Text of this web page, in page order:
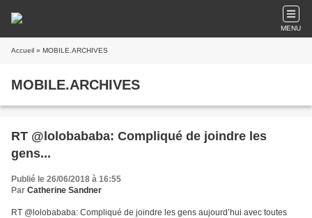
MENU
Accueil » MOBILE.ARCHIVES
MOBILE.ARCHIVES
RT @lolobababa: Compliqué de joindre les
gens...
Publié le 26/06/2018 à 16:55
Par Catherine Sandner
RT @lolobababa: Compliqué de joindre les gens aujourd’hui avec toutes